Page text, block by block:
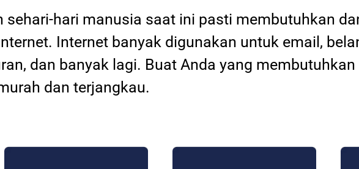
sehari-hari manusia saat ini pasti membutuhkan
Internet banyak digunakan untuk email,
dan banyak lagi. Buat Anda yang
dan terjangkau.